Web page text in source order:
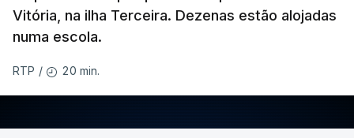
Vitória, na ilha Terceira. Dezenas estão alojadas
numa escola.
RTP / 20 min.